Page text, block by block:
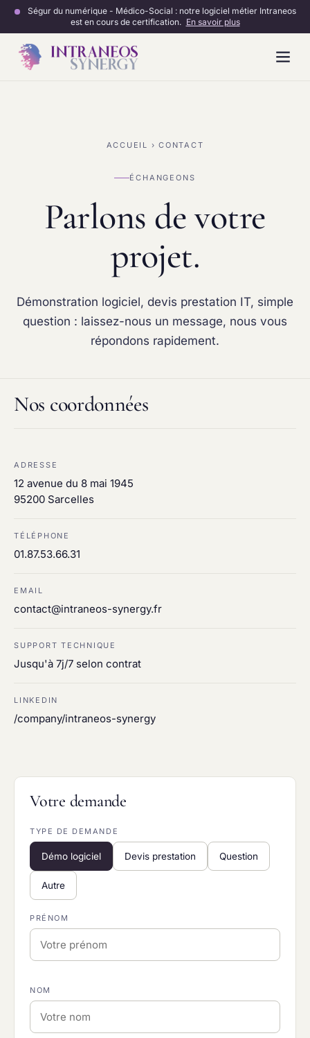
Ségur du numérique - Médico-Social : notre logiciel métier Intraneos
est en cours de certification. En savoir plus
LOGICIEL & DÉVELOPPEMENT
Formations & Accompagnement
ACCUEIL › CONTACT
ÉCHANGEONS
Parlons de votre
projet.
Démonstration logiciel, devis prestation IT, simple
question : laissez-nous un message, nous vous
répondons rapidement.
Nos coordonnées
ADRESSE
12 avenue du 8 mai 1945
95200 Sarcelles
TÉLÉPHONE
01.87.53.66.31
EMAIL
contact@intraneos-synergy.fr
SUPPORT TECHNIQUE
Jusqu'à 7j/7 selon contrat
LINKEDIN
/company/intraneos-synergy
Votre demande
TYPE DE DEMANDE
Démo logiciel Devis prestation Question
Autre
PRÉNOM
NOM